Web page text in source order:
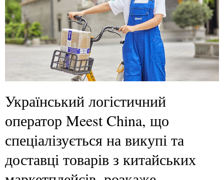
Український логістичний
оператор Meest China, що
спеціалізується на викупі та
доставці товарів з китайських